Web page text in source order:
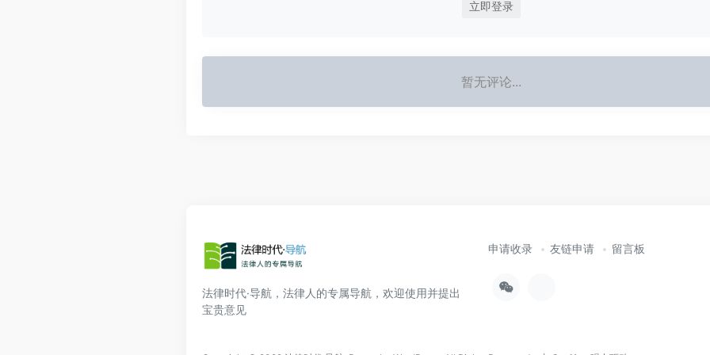
立即登录
暂无评论...
法律时代·导航，法律人的专属导航，欢迎使用并提出
宝贵意见
申请收录 友链申请 留言板